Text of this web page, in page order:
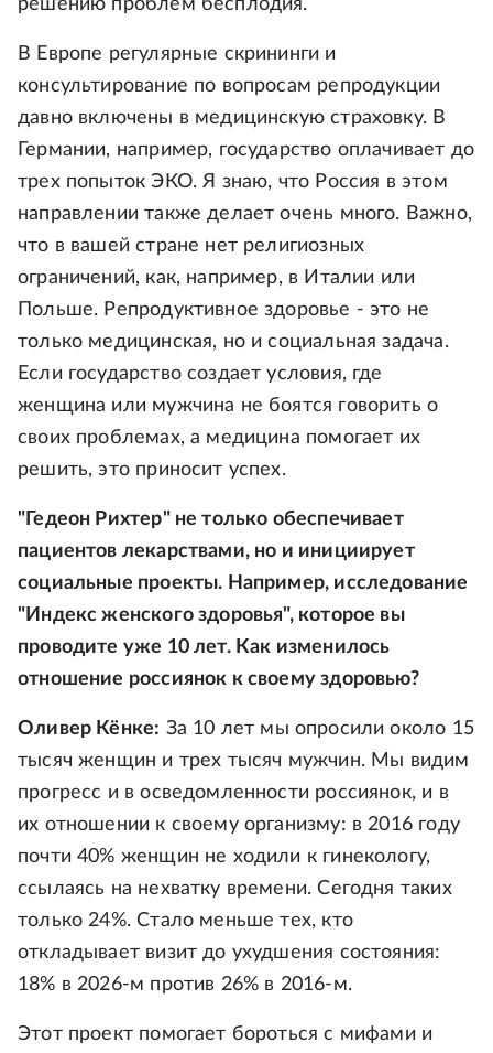
решению проблем бесплодия.
В Европе регулярные скрининги и
консультирование по вопросам репродукции
давно включены в медицинскую страховку. В
Германии, например, государство оплачивает до
трех попыток ЭКО. Я знаю, что Россия в этом
направлении также делает очень много. Важно,
что в вашей стране нет религиозных
ограничений, как, например, в Италии или
Польше. Репродуктивное здоровье - это не
только медицинская, но и социальная задача.
Если государство создает условия, где
женщина или мужчина не боятся говорить о
своих проблемах, а медицина помогает их
решить, это приносит успех.
"Гедеон Рихтер" не только обеспечивает
пациентов лекарствами, но и инициирует
социальные проекты. Например, исследование
"Индекс женского здоровья", которое вы
проводите уже 10 лет. Как изменилось
отношение россиянок к своему здоровью?
Оливер Кёнке: За 10 лет мы опросили около 15
тысяч женщин и трех тысяч мужчин. Мы видим
прогресс и в осведомленности россиянок, и в
их отношении к своему организму: в 2016 году
почти 40% женщин не ходили к гинекологу,
ссылаясь на нехватку времени. Сегодня таких
только 24%. Стало меньше тех, кто
откладывает визит до ухудшения состояния:
18% в 2026-м против 26% в 2016-м.
Этот проект помогает бороться с мифами и